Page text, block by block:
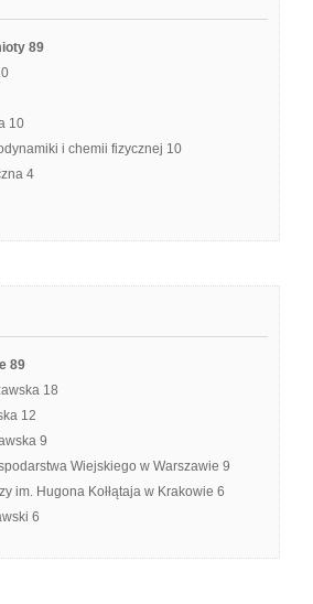
89
10
i chemii fizycznej 10
4
89
18
12
9
Wiejskiego w Warszawie 9
im. Hugona Kołłątaja w Krakowie 6
6